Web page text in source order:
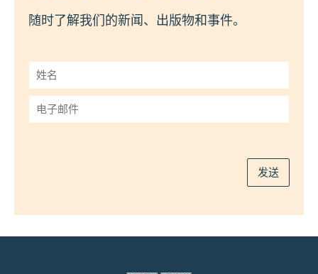
随时了解我们的新闻、出版物和事件。
姓
名
*
子
发送